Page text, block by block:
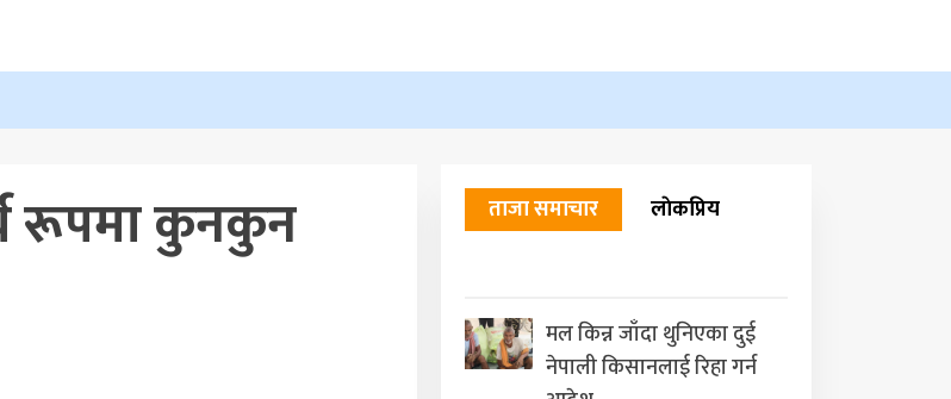
रूपमा कुनकुन
ताजा समाचार लाेकप्रिय
मल किन्न जाँदा थुनिएका दुई
नेपाली किसानलाई रिहा गर्न